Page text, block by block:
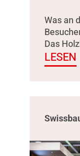
Was an
Das
LESEN